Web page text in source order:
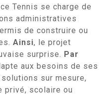
Tennis se charge de
administratives
de construire ou
Ainsi, le projet
surprise. Par
aux besoins de ses
sur mesure,
privé, scolaire ou